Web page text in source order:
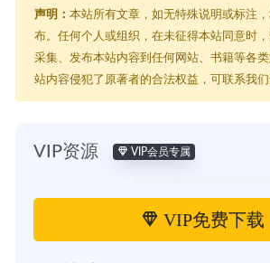
声明： 本站所有文章，如无特殊说明或标注
布。任何个人或组织，在未征得本站同意时，
采集、发布本站内容到任何网站、书籍等各
站内容侵犯了原著者的合法权益，可联系我们
VIP资源 VIP会员专属
VIP免费下载